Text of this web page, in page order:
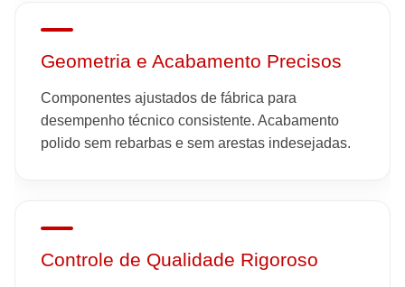
Geometria e Acabamento Precisos
Componentes ajustados de fábrica para
desempenho técnico consistente. Acabamento
polido sem rebarbas e sem arestas indesejadas.
Controle de Qualidade Rigoroso